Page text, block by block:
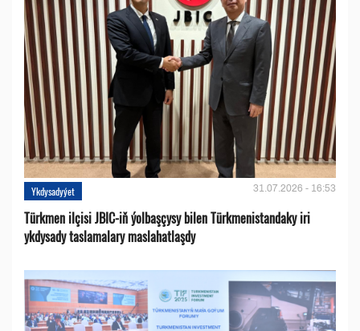
Ykdysadyýet 31.07.2026 - 16:53
Türkmen ilçisi JBIC-iň ýolbaşçysy bilen Türkmenistandaky iri
ykdysady taslamalary maslahatlaşdy